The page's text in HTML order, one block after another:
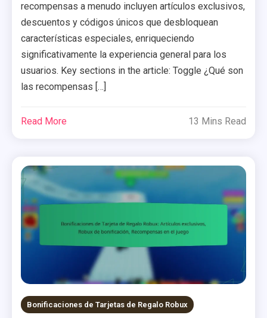
recompensas a menudo incluyen artículos exclusivos,
descuentos y códigos únicos que desbloquean
características especiales, enriqueciendo
significativamente la experiencia general para los
usuarios. Key sections in the article: Toggle ¿Qué son
las recompensas […]
Read More 13 Mins Read
Bonificaciones de Tarjetas de Regalo Robux